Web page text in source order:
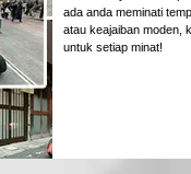
ada anda meminati
atau keajaiban moden,
untuk setiap minat!